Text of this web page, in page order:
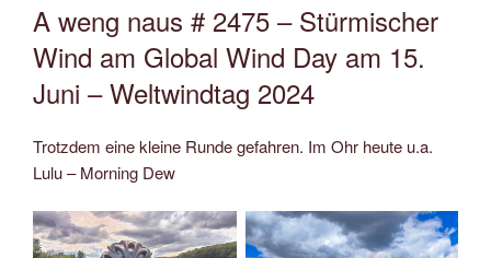
A weng naus # 2475 – Stürmischer
Wind am Global Wind Day am 15.
Juni – Weltwindtag 2024
Trotzdem eine kleine Runde gefahren. Im Ohr heute u.a.
Lulu – Morning Dew